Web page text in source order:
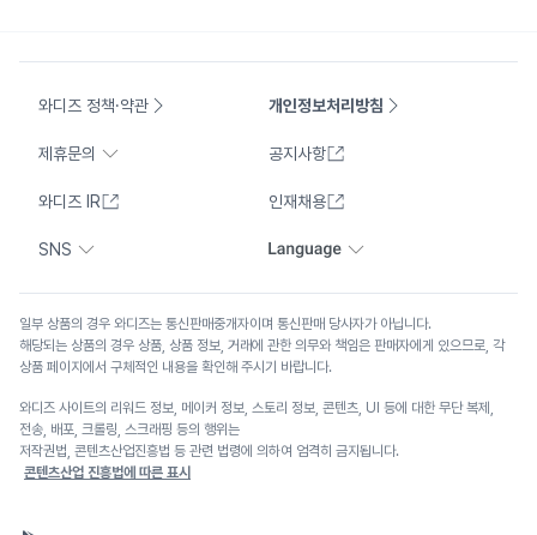
와디즈 정책·약관 개인정보처리방침
제휴문의 공지사항
와디즈 IR 인재채용
SNS
일부 상품의 경우 와디즈는 통신판매중개자이며 통신판매 당사자가 아닙니다.
해당되는 상품의 경우 상품, 상품 정보, 거래에 관한 의무와 책임은 판매자에게 있으므로, 각
상품 페이지에서 구체적인 내용을 확인해 주시기 바랍니다.
와디즈 사이트의 리워드 정보, 메이커 정보, 스토리 정보, 콘텐츠, UI 등에 대한 무단 복제,
전송, 배포, 크롤링, 스크래핑 등의 행위는
저작권법, 콘텐츠산업진흥법 등 관련 법령에 의하여 엄격히 금지됩니다.
콘텐츠산업 진흥법에 따른 표시